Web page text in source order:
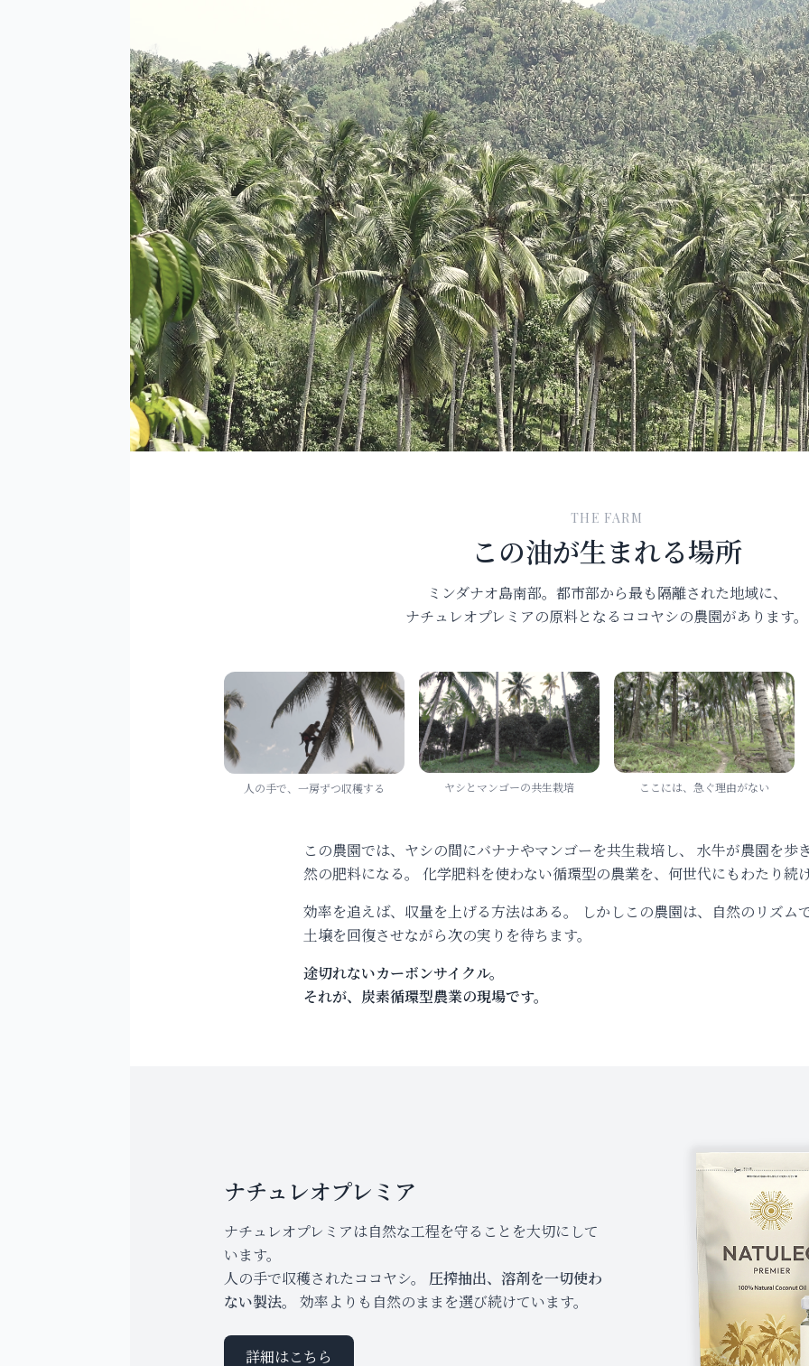
THE FARM
この油が生まれる場所
ミンダナオ島南部。都市部から最も隔離された地域に、
ナチュレオプレミアの原料となるココヤシの農園があります。
人の手で、一房ずつ収穫する ヤシとマンゴーの共生栽培 ここには、急ぐ理由がない
この農園では、ヤシの間にバナナやマンゴーを共生栽培し、 水牛が農園を歩
然の肥料になる。 化学肥料を使わない循環型の農業を、何世代にもわたり続
効率を追えば、収量を上げる方法はある。 しかしこの農園は、自然のリズム
土壌を回復させながら次の実りを待ちます。
途切れないカーボンサイクル。
それが、炭素循環型農業の現場です。
ナチュレオプレミア
ナチュレオプレミアは自然な工程を守ることを大切にして
います。
人の手で収穫されたココヤシ。 圧搾抽出、溶剤を一切使わ
ない製法。
効率よりも自然のままを選び続けています。
詳細はこちら